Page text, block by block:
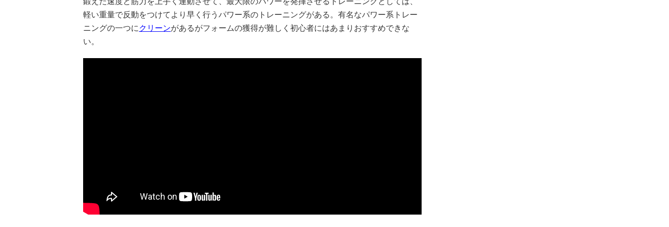
軽い重量で反動をつけてより早く行うパワー系のトレーニングがある。有名なパワー系トレー
ニングの一つに クリーンがあるがフォームの獲得が難しく初心者にはあまりおすすめできな
い。